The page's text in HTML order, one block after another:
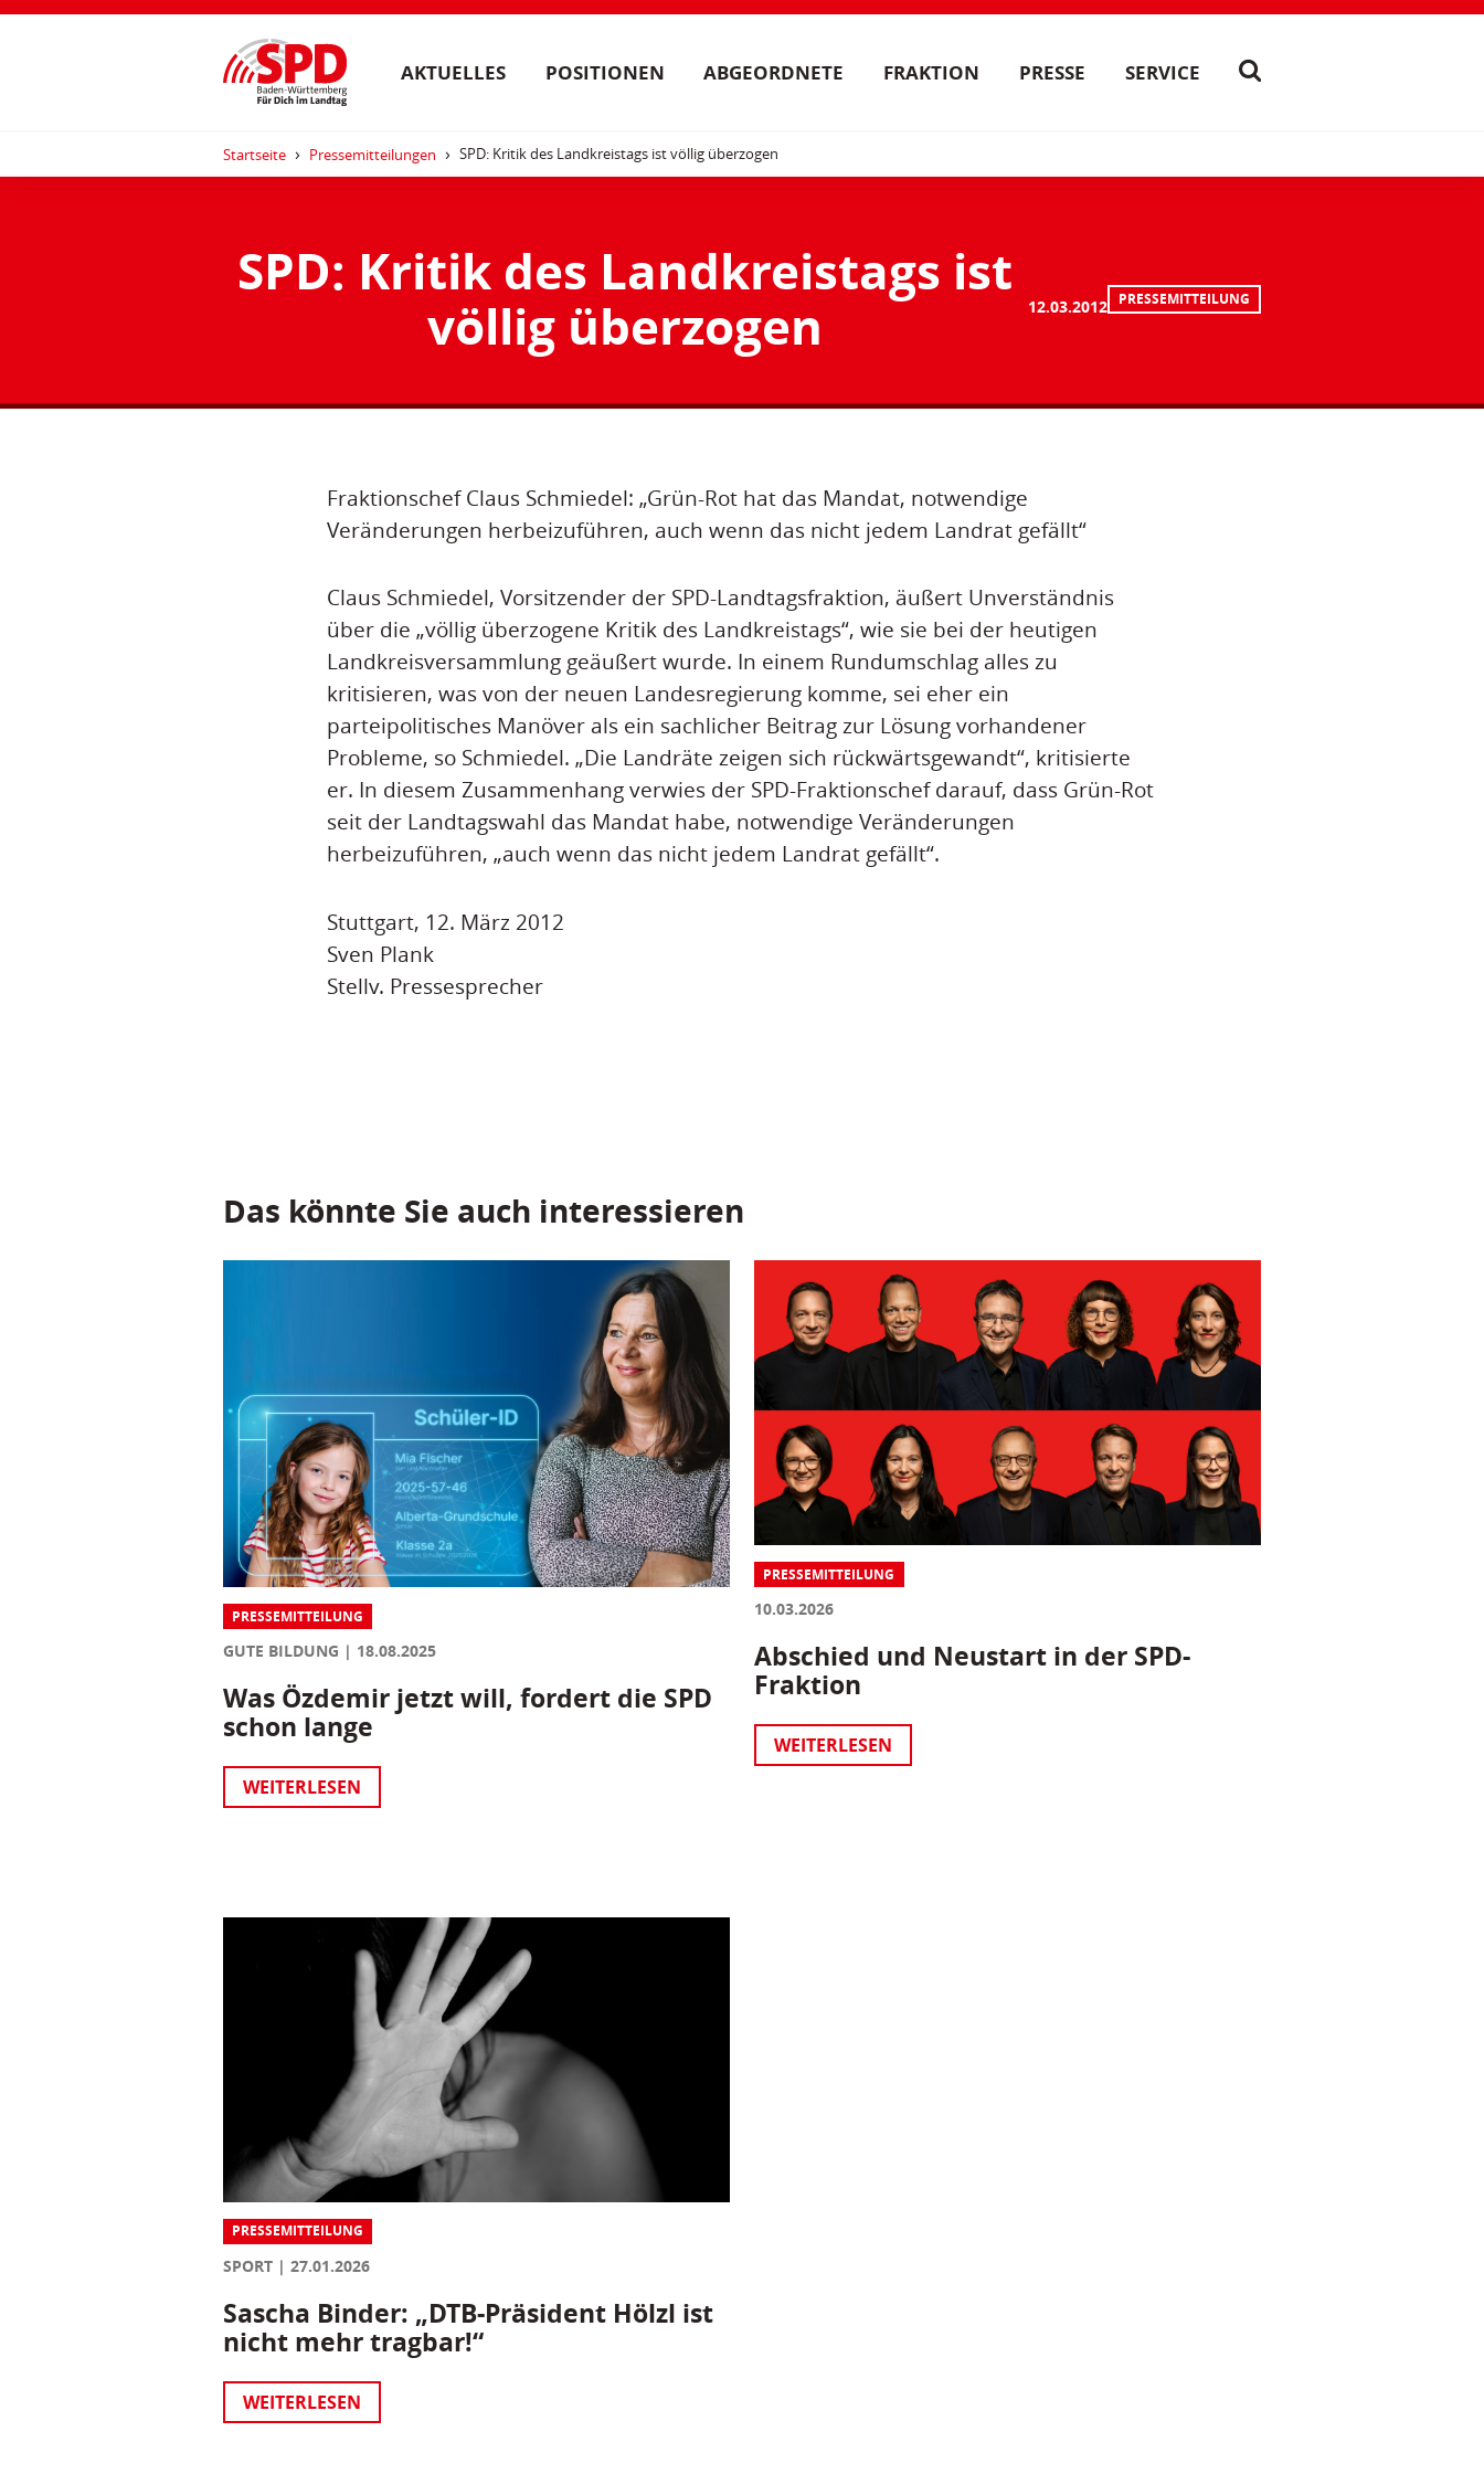
AKTUELLES POSITIONEN ABGEORDNETE FRAKTION PRESSE SERVICE
Startseite Pressemitteilungen SPD: Kritik des Landkreistags ist völlig überzogen
SPD: Kritik des Landkreistags ist
völlig überzogen
12.03.2012 PRESSEMITTEILUNG
Fraktionschef Claus Schmiedel: „Grün-Rot hat das Mandat, notwendige
Veränderungen herbeizuführen, auch wenn das nicht jedem Landrat gefällt“
Claus Schmiedel, Vorsitzender der SPD-Landtagsfraktion, äußert Unverständnis
über die „völlig überzogene Kritik des Landkreistags“, wie sie bei der heutigen
Landkreisversammlung geäußert wurde. In einem Rundumschlag alles zu
kritisieren, was von der neuen Landesregierung komme, sei eher ein
parteipolitisches Manöver als ein sachlicher Beitrag zur Lösung vorhandener
Probleme, so Schmiedel. „Die Landräte zeigen sich rückwärtsgewandt“, kritisierte
er. In diesem Zusammenhang verwies der SPD-Fraktionschef darauf, dass Grün-Rot
seit der Landtagswahl das Mandat habe, notwendige Veränderungen
herbeizuführen, „auch wenn das nicht jedem Landrat gefällt“.
Stuttgart, 12. März 2012
Sven Plank
Stellv. Pressesprecher
Das könnte Sie auch interessieren
PRESSEMITTEILUNG
GUTE BILDUNG 18.08.2025
Was Özdemir jetzt will, fordert die SPD
schon lange
WEITERLESEN
PRESSEMITTEILUNG
10.03.2026
Abschied und Neustart in der SPD-
Fraktion
WEITERLESEN
PRESSEMITTEILUNG
SPORT 27.01.2026
Sascha Binder: „DTB-Präsident Hölzl ist
nicht mehr tragbar!“
WEITERLESEN